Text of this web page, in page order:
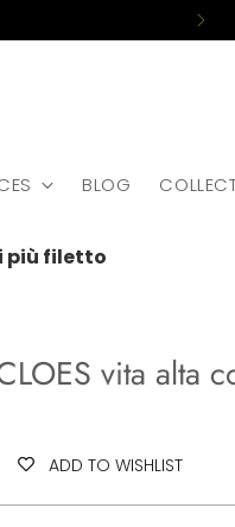
prices!
BLOG
più filetto
vita alta
ADD TO WISHLIST